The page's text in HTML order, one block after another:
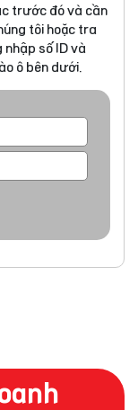
trước đó và cần
tôi hoặc tra
số ID và
ô bên dưới.